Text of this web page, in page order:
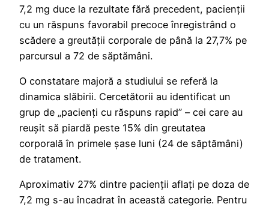
7,2 mg duce la rezultate fără precedent, pacienții
cu un răspuns favorabil precoce înregistrând o
scădere a greutății corporale de până la 27,7% pe
parcursul a 72 de săptămâni.
O constatare majoră a studiului se referă la
dinamica slăbirii. Cercetătorii au identificat un
grup de „pacienți cu răspuns rapid” – cei care au
reușit să piardă peste 15% din greutatea
corporală în primele șase luni (24 de săptămâni)
de tratament.
Aproximativ 27% dintre pacienții aflați pe doza de
7,2 mg s-au încadrat în această categorie. Pentru